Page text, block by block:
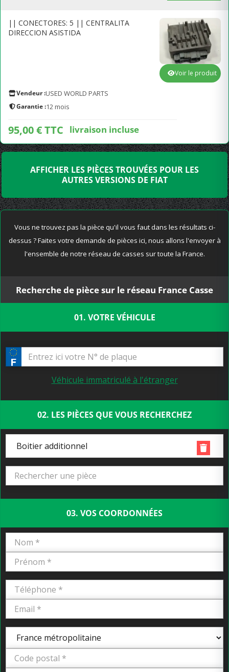
|| CONECTORES: 5 || CENTRALITA
DIRECCION ASISTIDA
Vendeur :USED WORLD PARTS
Garantie :12 mois
95,00 € TTC livraison incluse
Voir le produit
AFFICHER LES PIÈCES TROUVÉES POUR LES
AUTRES VERSIONS DE FIAT
Vous ne trouvez pas la pièce qu'il vous faut dans les résultats ci-
dessus ? Faites votre demande de pièces ici, nous allons l'envoyer à
l'ensemble de notre réseau de casses sur toute la France.
Recherche de pièce sur le réseau France Casse
01. VOTRE VÉHICULE
Véhicule immatriculé à l'étranger
02. LES PIÈCES QUE VOUS RECHERCHEZ
Boitier additionnel
03. VOS COORDONNÉES